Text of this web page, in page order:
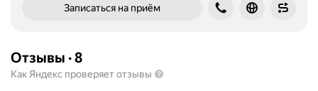
р
ю
Записаться на приём
Отзывы ·8
Как Яндекс проверяет отзывы